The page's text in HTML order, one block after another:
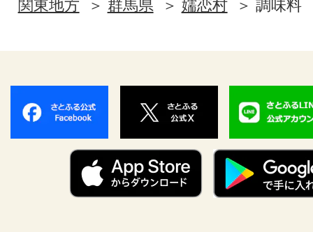
関東地方
群馬県 嬬恋村 調味料